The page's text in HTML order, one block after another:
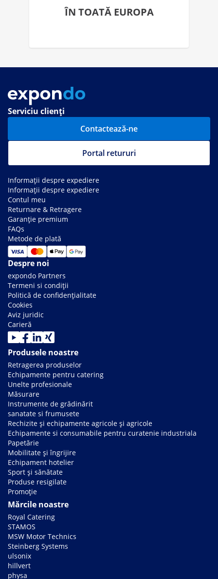
ÎN TOATĂ EUROPA
Serviciu clienți
Contactează-ne
Portal retururi
Informații despre expediere
Informații despre expediere
Contul meu
Returnare & Retragere
Garanție premium
FAQs
Metode de plată
Despre noi
expondo Partners
Termeni si condiții
Politică de confidențialitate
Cookies
Aviz juridic
Carieră
Produsele noastre
Retragerea produselor
Echipamente pentru catering
Unelte profesionale
Măsurare
Instrumente de grădinărit
sanatate si frumusete
Rechizite și echipamente agricole și agricole
Echipamente si consumabile pentru curatenie industriala
Papetărie
Mobilitate și îngrijire
Echipament hotelier
Sport și sănătate
Produse resigilate
Promoție
Mărcile noastre
Royal Catering
STAMOS
MSW Motor Technics
Steinberg Systems
ulsonix
hillvert
physa